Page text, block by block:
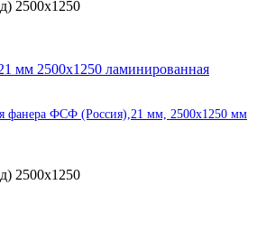
2500x1250
фанера ФСФ (Россия),21 мм, 2500x1250 мм
2500x1250